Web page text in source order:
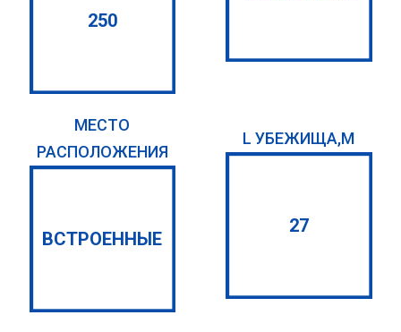
250
МЕСТО
РАСПОЛОЖЕНИЯ
ВСТРОЕННЫЕ
L УБЕЖИЩА,М
27